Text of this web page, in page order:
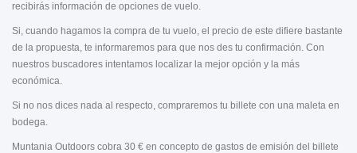
recibirás información de opciones de vuelo.
Si, cuando hagamos la compra de tu vuelo, el precio de este difiere bastante
de la propuesta, te informaremos para que nos des tu confirmación. Con
nuestros buscadores intentamos localizar la mejor opción y la más
económica.
Si no nos dices nada al respecto, compraremos tu billete con una maleta en
bodega.
Muntania Outdoors cobra 30 € en concepto de gastos de emisión del billete